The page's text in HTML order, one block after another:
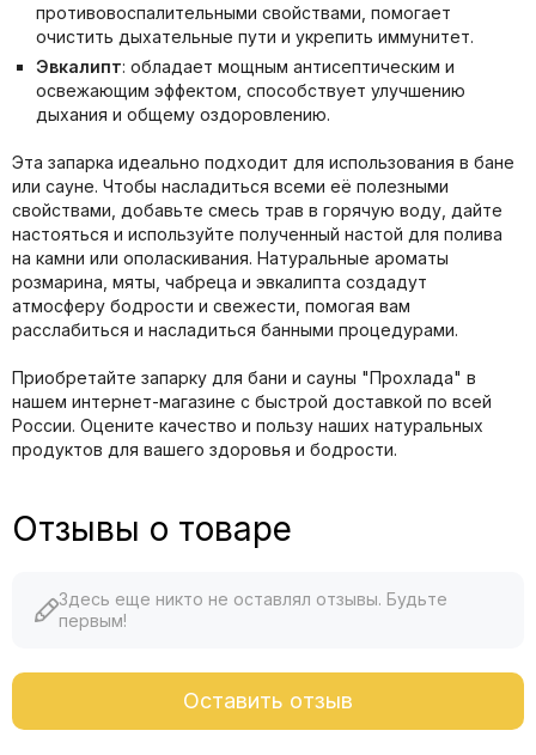
противовоспалительными свойствами, помогает
очистить дыхательные пути и укрепить иммунитет.
Эвкалипт: обладает мощным антисептическим и
освежающим эффектом, способствует улучшению
дыхания и общему оздоровлению.
Эта запарка идеально подходит для использования в бане
или сауне. Чтобы насладиться всеми её полезными
свойствами, добавьте смесь трав в горячую воду, дайте
настояться и используйте полученный настой для полива
на камни или ополаскивания. Натуральные ароматы
розмарина, мяты, чабреца и эвкалипта создадут
атмосферу бодрости и свежести, помогая вам
расслабиться и насладиться банными процедурами.
Приобретайте запарку для бани и сауны "Прохлада" в
нашем интернет-магазине с быстрой доставкой по всей
России. Оцените качество и пользу наших натуральных
продуктов для вашего здоровья и бодрости.
Отзывы о товаре
Здесь еще никто не оставлял отзывы. Будьте
первым!
Оставить отзыв